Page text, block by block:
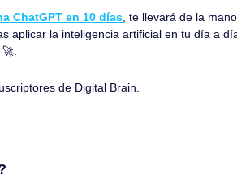
ChatGPT en 10 días te llevará de la
aplicar la inteligencia artificial en tu día a
🚀
de Digital Brain.